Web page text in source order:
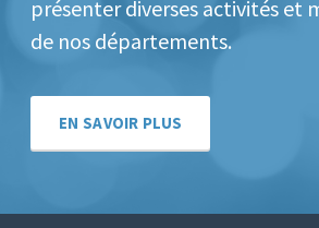
présenter diverses activités et
de nos départements.
EN SAVOIR PLUS